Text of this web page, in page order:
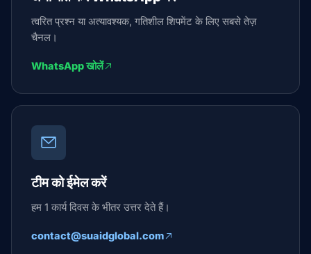
त्वरित प्रश्न या अत्यावश्यक, गतिशील शिपमेंट के लिए सबसे तेज़
चैनल।
WhatsApp खोलें
टीम को ईमेल करें
हम 1 कार्य दिवस के भीतर उत्तर देते हैं।
contact@suaidglobal.com